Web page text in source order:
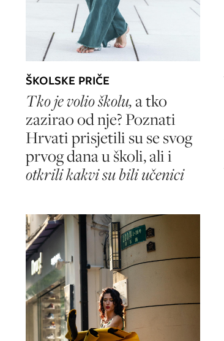
ŠKOLSKE PRIČE
Tko je volio školu,a tko
zazirao od nje? Poznati
Hrvati prisjetili su se svog
prvog dana u školi, ali i
otkrili kakvi su bili učenici